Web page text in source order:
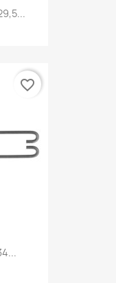
favorite_border